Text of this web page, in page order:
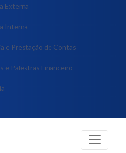
Externa
Interna
e Prestação de Contas
e Palestras Financeiro